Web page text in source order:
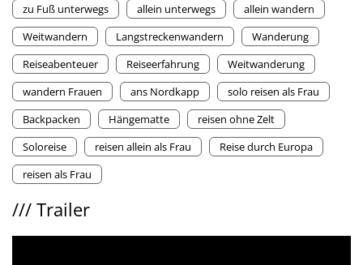
zu Fuß unterwegs
allein unterwegs
allein wandern
Weitwandern
Langstreckenwandern
Wanderung
Reiseabenteuer
Reiseerfahrung
Weitwanderung
wandern Frauen
ans Nordkapp
solo reisen als Frau
Backpacken
Hängematte
reisen ohne Zelt
Soloreise
reisen allein als Frau
Reise durch Europa
reisen als Frau
/// Trailer